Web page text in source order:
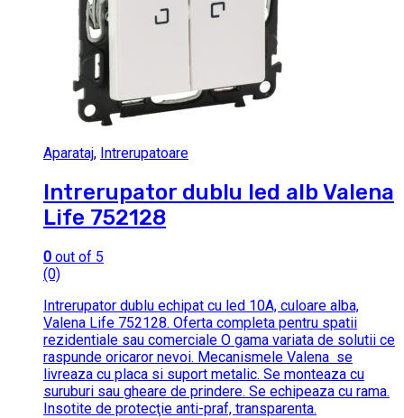
Aparataj, Intrerupatoare
Intrerupator dublu led alb Valena
Life 752128
0 out of 5
(0)
Intrerupator dublu echipat cu led 10A, culoare alba,
Valena Life 752128. Oferta completa pentru spatii
rezidentiale sau comerciale O gama variata de solutii ce
raspunde oricaror nevoi. Mecanismele Valena se
livreaza cu placa si suport metalic. Se monteaza cu
suruburi sau gheare de prindere. Se echipeaza cu rama.
Insotite de protecţie anti-praf, transparenta.